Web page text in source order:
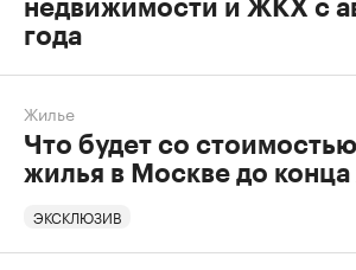
недвижимости и ЖКХ с
года
Жилье
Что будет со
жилья в Москве до
ЭКСКЛЮЗИВ